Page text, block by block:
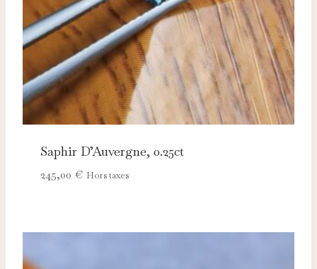
Saphir D’Auvergne, 0.25ct
245,00 € Hors taxes